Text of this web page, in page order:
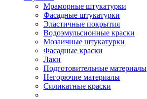
Мраморные штукатурки
Фасадные штукатурки
Эластичные покрытия
Водоэмульсионные краски
Мозаичные штукатурки
Фасадные краски
Лаки
Подготовительные материалы
Негорючие материалы
Силикатные краски